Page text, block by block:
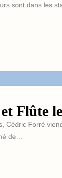
sont dans les
Flûte
Cédric Forré
de…